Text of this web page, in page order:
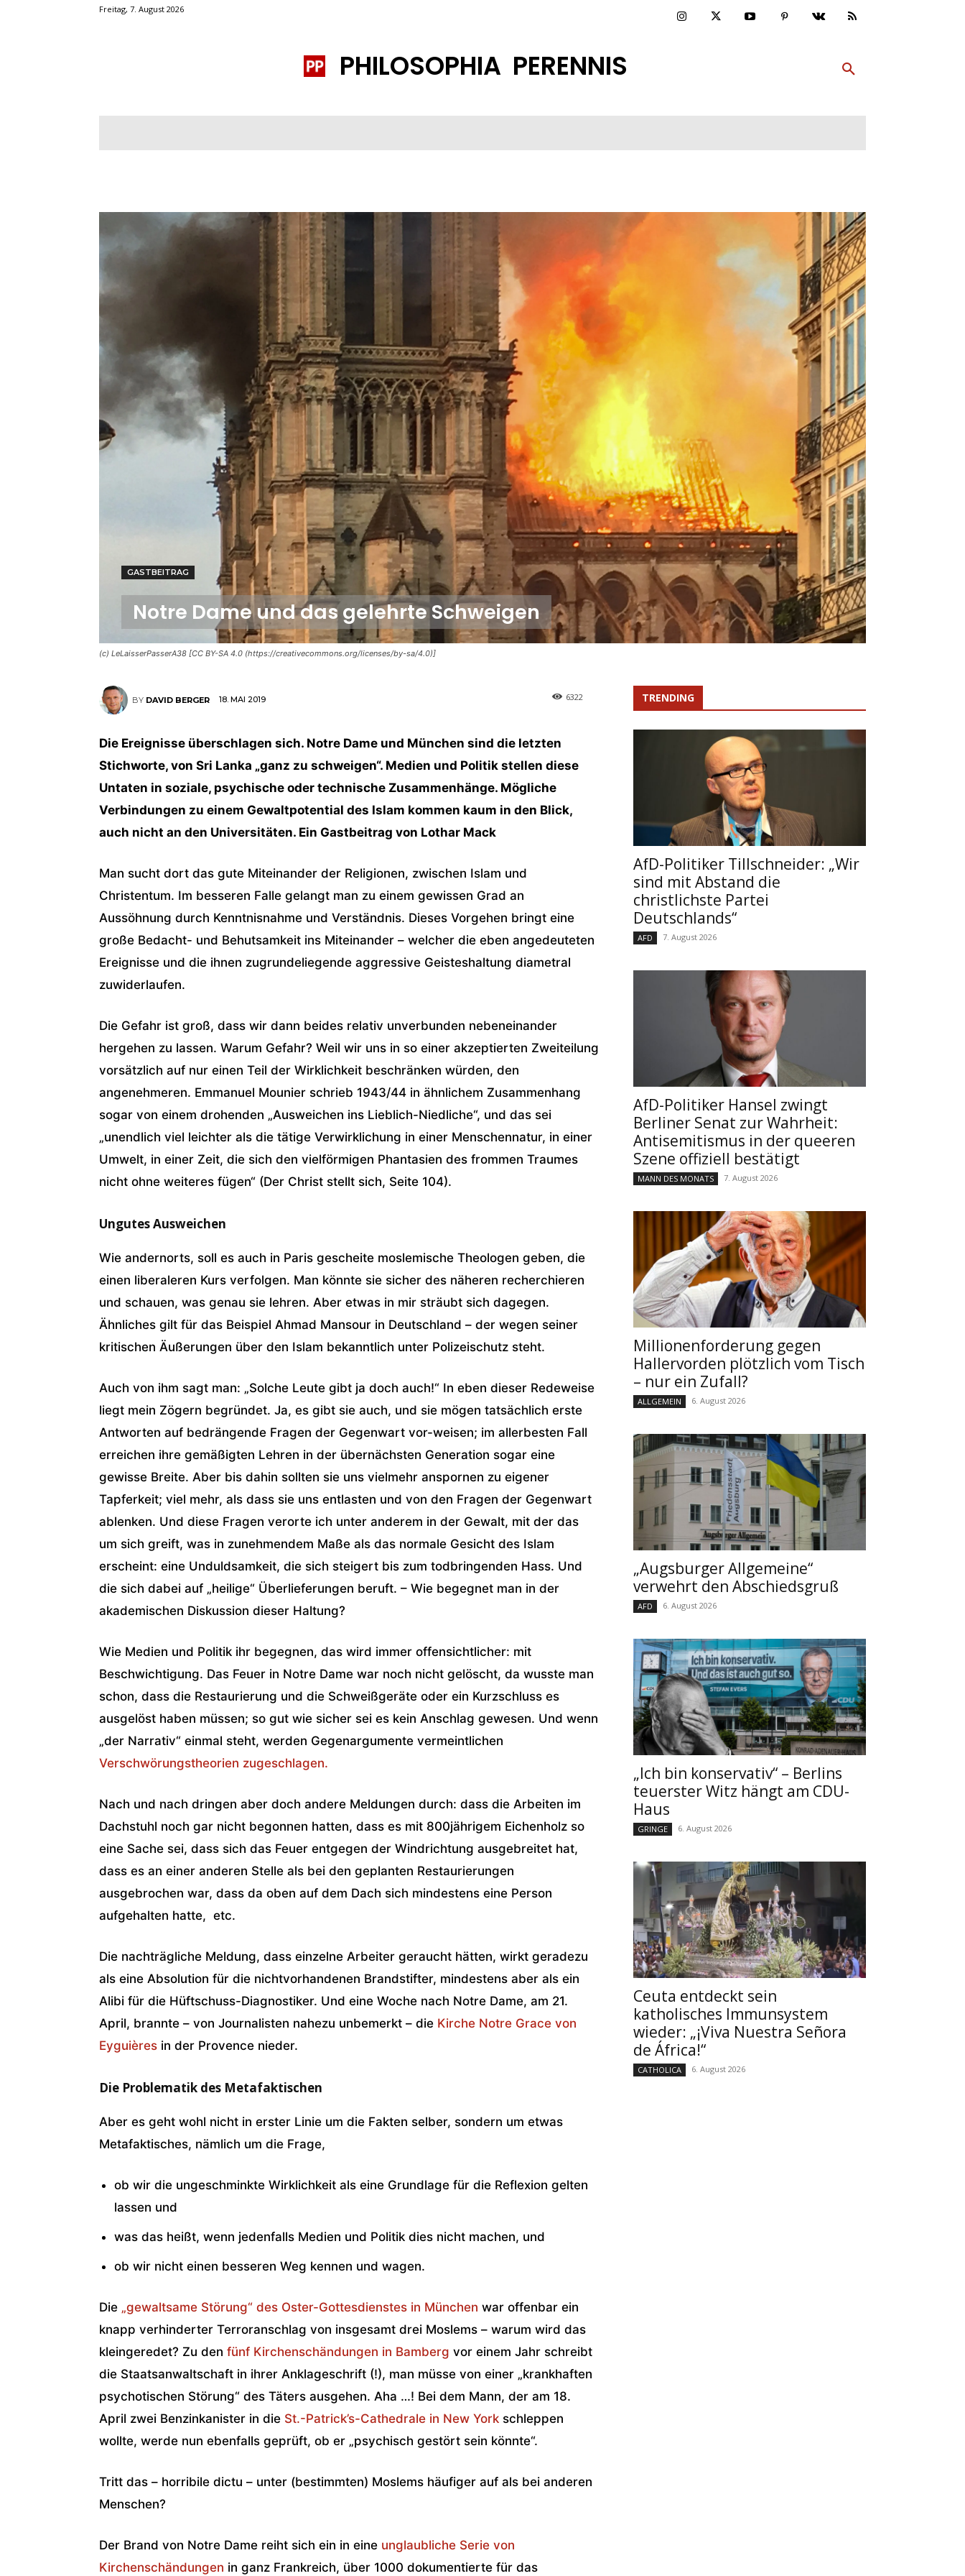
Freitag, 7. August 2026
PHILOSOPHIA PERENNIS
(c) LeLaisserPasserA38 [CC BY-SA 4.0 (https://creativecommons.org/licenses/by-sa/4.0)]
GASTBEITRAG
Notre Dame und das gelehrte Schweigen
BY DAVID BERGER 18. MAI 2019 6322
Die Ereignisse überschlagen sich. Notre Dame und München sind die letzten
Stichworte, von Sri Lanka „ganz zu schweigen“. Medien und Politik stellen diese
Untaten in soziale, psychische oder technische Zusammenhänge. Mögliche
Verbindungen zu einem Gewaltpotential des Islam kommen kaum in den Blick,
auch nicht an den Universitäten. Ein Gastbeitrag von Lothar Mack
Man sucht dort das gute Miteinander der Religionen, zwischen Islam und
Christentum. Im besseren Falle gelangt man zu einem gewissen Grad an
Aussöhnung durch Kenntnisnahme und Verständnis. Dieses Vorgehen bringt eine
große Bedacht- und Behutsamkeit ins Mit­einander – welcher die eben angedeuteten
Ereignisse und die ihnen zugrundeliegende aggressive Geisteshaltung diametral
zuwiderlaufen.
Die Gefahr ist groß, dass wir dann beides relativ unverbunden neben­einander
hergehen zu lassen. Warum Gefahr? Weil wir uns in so einer akzeptierten Zweiteilung
vorsätzlich auf nur einen Teil der Wirklichkeit beschränken würden, den
angenehmeren. Emmanuel Mounier schrieb 1943/44 in ähnlichem Zusammenhang
sogar von einem drohenden „Ausweichen ins Lieblich-Niedliche“, und das sei
„unendlich viel leichter als die tätige Verwirklichung in einer Menschennatur, in ei­ner
Umwelt, in einer Zeit, die sich den vielförmigen Phantasien des frommen Traumes
nicht ohne weiteres fügen“ (Der Christ stellt sich, Seite 104).
Ungutes Ausweichen
Wie andernorts, soll es auch in Paris gescheite moslemische Theologen geben, die
einen liberaleren Kurs verfolgen. Man könnte sie sicher des näheren re­cherchieren
und schauen, was genau sie lehren. Aber etwas in mir sträubt sich dagegen.
Ähnliches gilt für das Beispiel Ahmad Mansour in Deutschland – der wegen seiner
kritischen Äußerungen über den Islam bekanntlich unter Polizeischutz steht.
Auch von ihm sagt man: „Solche Leute gibt ja doch auch!“ In eben dieser Re­deweise
liegt mein Zögern begründet. Ja, es gibt sie auch, und sie mögen tatsäch­lich erste
Antworten auf bedrängende Fragen der Gegenwart vor-weisen; im allerbesten Fall
er­reichen ihre gemäßigten Lehren in der übernächsten Generation sogar eine
gewisse Breite. Aber bis dahin soll­ten sie uns vielmehr anspornen zu eigener
Tapferkeit; viel mehr, als dass sie uns entla­sten und von den Fragen der Gegenwart
ablenken. Und diese Fragen verorte ich unter anderem in der Gewalt, mit der das
um sich greift, was in zunehmendem Maße als das normale Gesicht des Islam
erscheint: eine Unduldsam­keit, die sich steigert bis zum todbringenden Hass. Und
die sich dabei auf „heilige“ Überlieferungen beruft. – Wie begegnet man in der
akademischen Diskussion dieser Haltung?
Wie Medien und Politik ihr begegnen, das wird immer offensichtlicher: mit
Beschwichtigung. Das Feuer in Notre Dame war noch nicht gelöscht, da wusste man
schon, dass die Restaurierung und die Schweißgeräte oder ein Kurzschluss es
ausgelöst haben müssen; so gut wie sicher sei es kein Anschlag gewesen. Und wenn
„der Narrativ“ einmal steht, werden Gegenargumente vermeint­lichen
Verschwörungstheorien zugeschlagen.
Nach und nach dringen aber doch andere Meldun­gen durch: dass die Arbeiten im
Dachstuhl noch gar nicht begon­nen hatten, dass es mit 800jährigem Eichenholz so
eine Sache sei, dass sich das Feuer entgegen der Windrichtung ausgebreitet hat,
dass es an einer anderen Stelle als bei den geplanten Restau­rierungen
ausgebrochen war, dass da oben auf dem Dach sich mindestens eine Person
aufgehal­ten hatte, etc.
Die nachträgliche Meldung, dass einzelne Arbeiter geraucht hätten, wirkt geradezu
als eine Absolution für die nichtvorhandenen Brandstifter, mindestens aber als ein
Alibi für die Hüft­schuss-Diagnostiker. Und eine Woche nach Notre Dame, am 21.
April, brannte – von Journalisten nahezu unbemerkt – die Kirche Notre Grace von
Eyguières in der Provence nieder.
Die Problematik des Metafaktischen
Aber es geht wohl nicht in erster Linie um die Fakten selber, sondern um etwas
Metafaktisches, nämlich um die Frage,
ob wir die ungeschminkte Wirklichkeit als eine Grundlage für die Reflexion gelten
lassen und
was das heißt, wenn jedenfalls Medien und Politik dies nicht machen, und
ob wir nicht einen besseren Weg kennen und wagen.
Die „gewaltsame Störung“ des Oster-Gottesdienstes in München war offenbar ein
knapp verhinderter Ter­roranschlag von insgesamt drei Moslems – warum wird das
kleingeredet? Zu den fünf Kirchen­schändungen in Bamberg vor einem Jahr schreibt
die Staatsanwaltschaft in ihrer Anklage­schrift (!), man müsse von einer „krankhaften
psychotischen Störung“ des Täters ausgehen. Aha …! Bei dem Mann, der am 18.
April zwei Benzinkanister in die St.-Patrick’s-Cathedrale in New York schleppen
wollte, werde nun ebenfalls geprüft, ob er „psychisch gestört sein könnte“.
Tritt das – horribile dictu – unter (bestimmten) Moslems häufiger auf als bei anderen
Menschen?
Der Brand von Notre Dame reiht sich ein in eine unglaubliche Serie von
Kirchenschändungen in ganz Frankreich, über 1000 dokumentierte für das
TRENDING
AfD-Politiker Tillschneider: „Wir
sind mit Abstand die
christlichste Partei
Deutschlands“
AFD 7. August 2026
AfD-Politiker Hansel zwingt
Berliner Senat zur Wahrheit:
Antisemitismus in der queeren
Szene offiziell bestätigt
MANN DES MONATS 7. August 2026
Millionenforderung gegen
Hallervorden plötzlich vom Tisch
– nur ein Zufall?
ALLGEMEIN 6. August 2026
„Augsburger Allgemeine“
verwehrt den Abschiedsgruß
AFD 6. August 2026
„Ich bin konservativ“ – Berlins
teuerster Witz hängt am CDU-
Haus
GRINGE 6. August 2026
Ceuta entdeckt sein
katholisches Immunsystem
wieder: „¡Viva Nuestra Señora
de África!“
CATHOLICA 6. August 2026